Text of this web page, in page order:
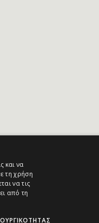
και να
τη χρήση
να τις
από τη